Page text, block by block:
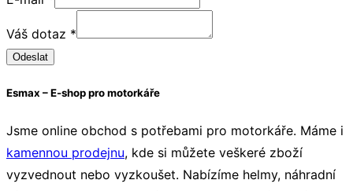
TRIUMPH Speed Triple 900
TRIUMPH Trophy 900
TRIUMPH Daytona 955
TRIUMPH Sprint 955
TRIUMPH Daytona 1000
TRIUMPH Sprint 1050
a
příjmení
Váš dotaz *
Odeslat
Esmax – E-shop pro motorkáře
Jsme online obchod s potřebami pro motorkáře. Máme i
kamennou prodejnu, kde si můžete veškeré zboží
vyzvednout nebo vyzkoušet. Nabízíme helmy, náhradní